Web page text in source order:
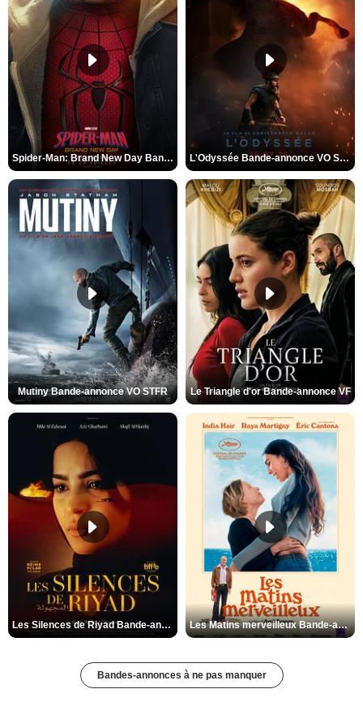
Spider-Man: Brand New Day Bande-annonce VO STFR L'Odyssée Bande-annonce VO STFR
Mutiny Bande-annonce VO STFR Le Triangle d'or Bande-annonce VF
Les Silences de Riyad Bande-annonce VO STFR Les Matins merveilleux Bande-annonce VF
Bandes-annonces à ne pas manquer